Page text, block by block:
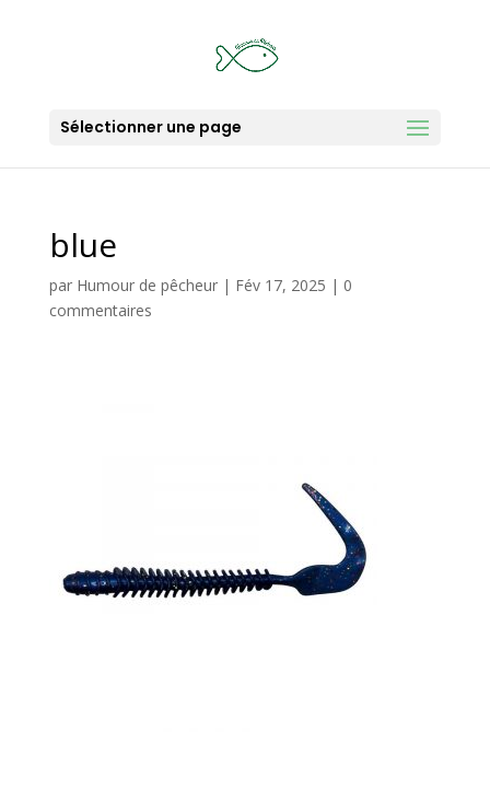
Sélectionner une page
blue
par Humour de pêcheur| Fév 17, 2025 | 0
commentaires